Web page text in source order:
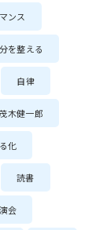
ンス
を整える
自律
木健一郎
化
読書
会